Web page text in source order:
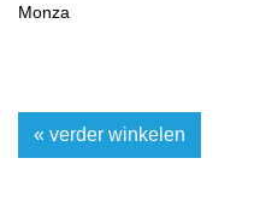
Monza
« verder winkelen